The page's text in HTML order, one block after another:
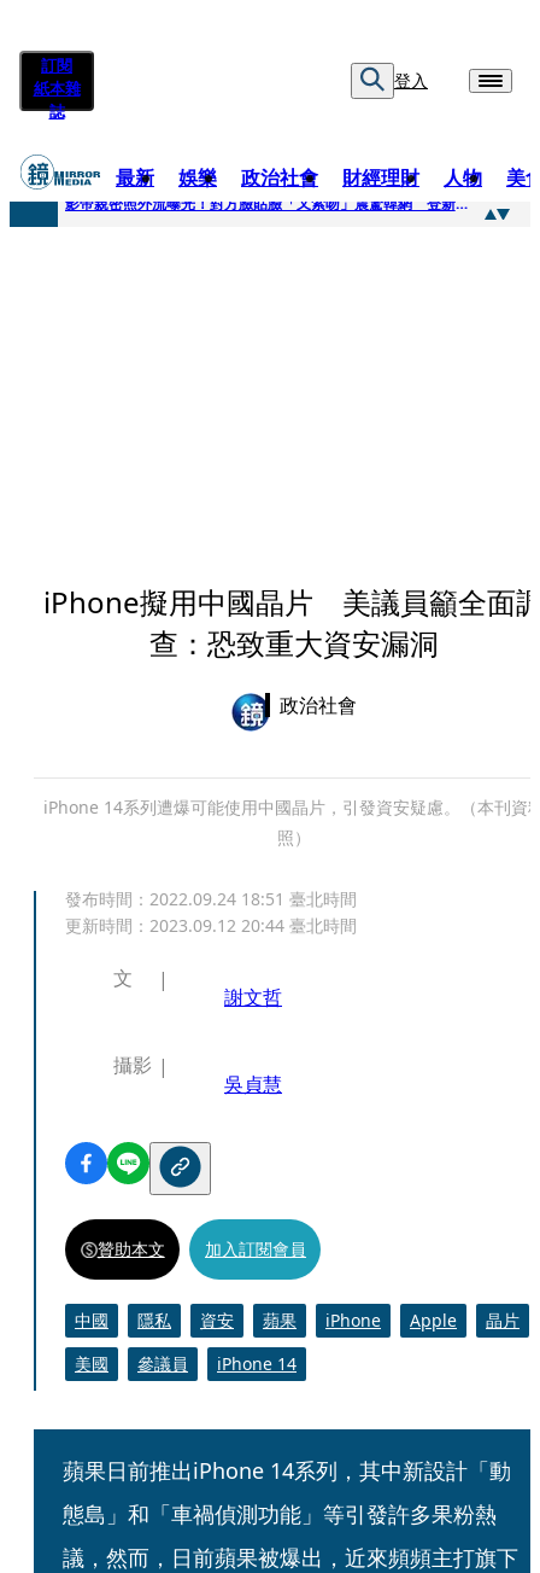
訂閱
紙本雜
誌
登入
最新 娛樂 政治社會 財經理財 人物 美
快訊
影帝親密照外流曝光！對方臉貼臉「又索吻」震驚韓網 登新聞熱搜第一
iPhone擬用中國晶片 美議員籲全面
查：恐致重大資安漏洞
政治社會
iPhone 14系列遭爆可能使用中國晶片，引發資安疑慮。（本刊資
照）
發布時間： 2022.09.24 18:51 臺北時間
更新時間： 2023.09.12 20:44 臺北時間
文
謝文哲
攝影
吳貞慧
贊助本文 加入訂閱會員
中國 隱私 資安 蘋果 iPhone Apple
晶片
美國
參議員 iPhone 14
蘋果日前推出iPhone 14系列，其中新設計「動
態島」和「車禍偵測功能」等引發許多果粉熱
議，然而，日前蘋果被爆出，近來頻頻主打旗下